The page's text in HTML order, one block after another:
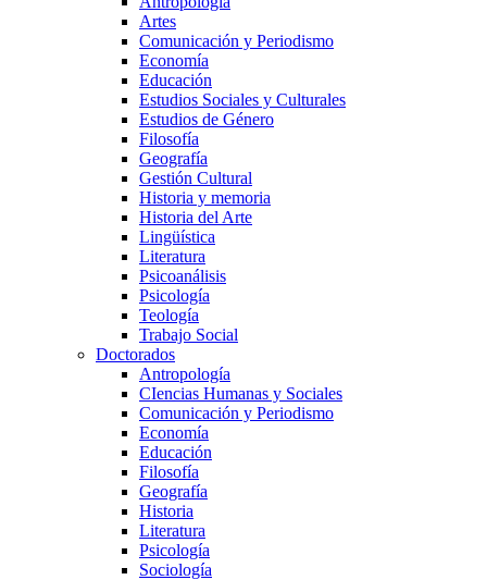
Artes
Comunicación y Periodismo
Economía
Educación
Estudios Sociales y Culturales
Estudios de Género
Filosofía
Geografía
Gestión Cultural
Historia y memoria
Historia del Arte
Lingüística
Literatura
Psicoanálisis
Psicología
Teología
Trabajo Social
Doctorados
Antropología
CIencias Humanas y Sociales
Comunicación y Periodismo
Economía
Educación
Filosofía
Geografía
Historia
Literatura
Psicología
Sociología